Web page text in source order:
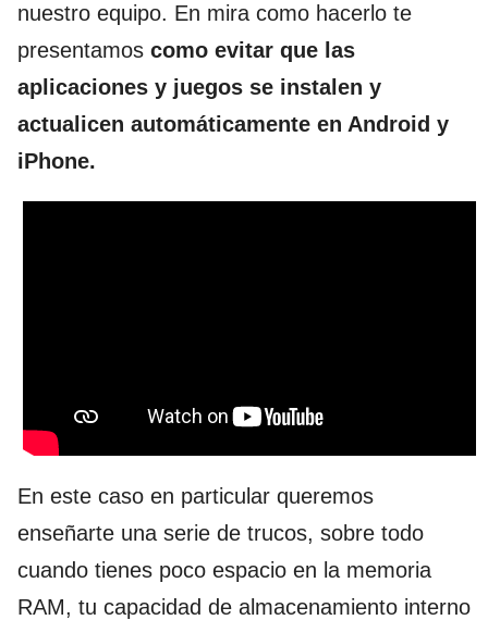
nuestro equipo. En mira como hacerlo te
presentamos como evitar que las
aplicaciones y juegos se instalen y
actualicen automáticamente en Android y
iPhone.
En este caso en particular queremos
enseñarte una serie de trucos, sobre todo
cuando tienes poco espacio en la memoria
RAM, tu capacidad de almacenamiento interno